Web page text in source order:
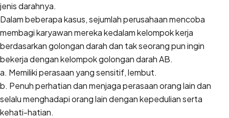
jenis darahnya.
Dalam beberapa kasus, sejumlah perusahaan mencoba
membagi karyawan mereka kedalam kelompok kerja
berdasarkan golongan darah dan tak seorang pun ingin
bekerja dengan kelompok golongan darah AB.
a. Memiliki perasaan yang sensitif, lembut.
b. Penuh perhatian dan menjaga perasaan orang lain dan
selalu menghadapi orang lain dengan kepedulian serta
kehati-hatian.